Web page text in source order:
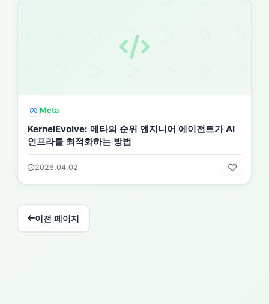
Meta
KernelEvolve: 메타의 순위 엔지니어 에이전트가 AI
인프라를 최적화하는 방법
2026.04.02
이전 페이지